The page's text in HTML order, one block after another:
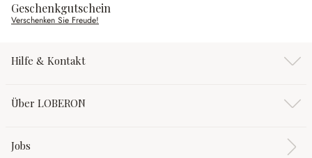
Geschenkgutschein
Verschenken Sie Freude!
Hilfe & Kontakt
Über LOBERON
Jobs